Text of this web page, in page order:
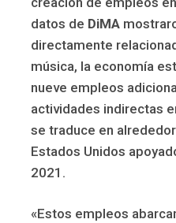
datos de DiMA
directamente
música, la economía
nueve empleos
actividades indirectas
se traduce en
Estados Unidos
2021.
«Estos empleos